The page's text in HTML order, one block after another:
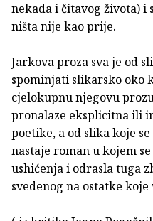
nekada i čitavog života) i
ništa nije kao prije.
Jarkova proza sva je od
spominjati slikarsko oko
cjelokupnu njegovu
pronalaze eksplicitna ili
poetike, a od slika koje
nastaje roman u kojem
ushićenja i odrasla tuga
svedenog na ostatke